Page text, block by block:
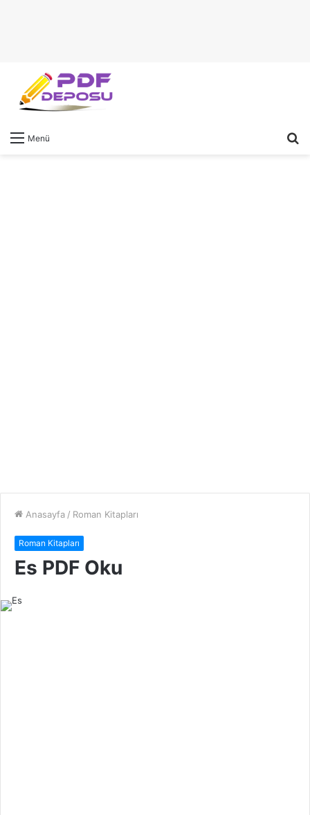
Menü
Anasayfa / Roman Kitapları
Roman Kitapları
Es PDF Oku